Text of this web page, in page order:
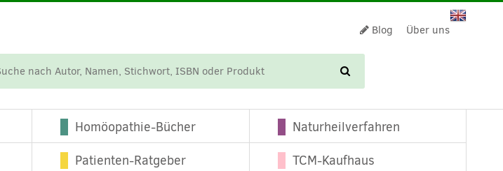
Blog Über uns
Homöopathie-Bücher
Naturheilverfahren
Patienten-Ratgeber TCM-Kaufhaus